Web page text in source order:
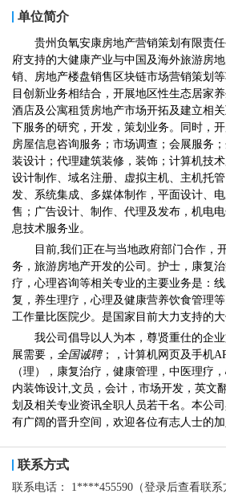
单位简介
贵州负氧安康房地产营销策划有限责
府支持的大健康产业与中国及海外旅游房
销、房地产楼盘销售区块链市场营销策划
目创新业务相结合，开展地区性生态居家
酒店及公寓租赁房地产市场开拓及建立相
下服务的研究，开发，策划业务。同时，
房屋信息咨询服务；市场调查；会展服务
装设计；代理建筑装修，装饰；计算机技
设计制作、域名注册、虚拟主机、主机托
发、系统集成、多媒体制作，平面设计、
售；广告设计、制作、代理及发布，机电
息技术服务业。
目前,我们正在与当地政府部门合作，
务，旅游房地产开发的公司。护士，康复
疗，心理咨询等相关专业的主要业务是：
复，养生理疗，心理及健康营养饮食管理
工作量比医院少。是国家目前大力支持的大
我公司倡导以人为本，尊贤重仕的企
展需要， 全国诚聘；，计算机网页及手机
（理），康复治疗，健康管理，中医理疗
内装饰设计,文员，会计，市场开发，英文
划及相关专业资讯全职人员若干名。本公
有广阔的晋升空间，欢迎各位有志人士的加
联系方式
联系电话： 1****455590（登录后查看联系